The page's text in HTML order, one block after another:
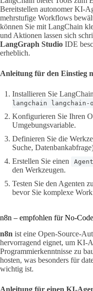
Bereitstellen autonomer KI-
mehrstufige Workflows
können Sie mit LangChain
und Aktionen lassen sich
LangGraph Studio IDE
erheblich.
Anleitung für den Einstieg
Installieren Sie
langchain langchain-
Konfigurieren Sie Ihren
Umgebungsvariable.
Definieren Sie die
Suche,
Erstellen Sie einen
den Werkzeugen.
Testen Sie den Agenten
bevor Sie komplexe
n8n – empfohlen für No-
n8n ist eine Open-Source-
hervorragend eignet, um KI-
Programmierkenntnisse zu
hosten, was besonders für
wichtig ist.